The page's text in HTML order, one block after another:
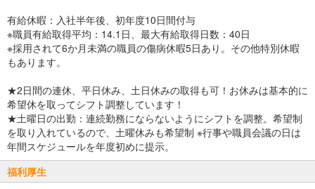
有給休暇：入社半年後、初年度10日間付与
※職員有給取得平均：14.1日、最大有給取得日数：40日
※採用されて6か月未満の職員の傷病休暇5日あり。その他特別休暇
もあります。
★2日間の連休、平日休み、土日休みの取得も可！お休みは基本的に
希望休を取ってシフト調整しています！
★土曜日の出勤：連続勤務にならないようにシフトを調整。希望制
を取り入れているので、土曜休みも希望制 ※行事や職員会議の日は
年間スケジュールを年度初めに提示。
福利厚生